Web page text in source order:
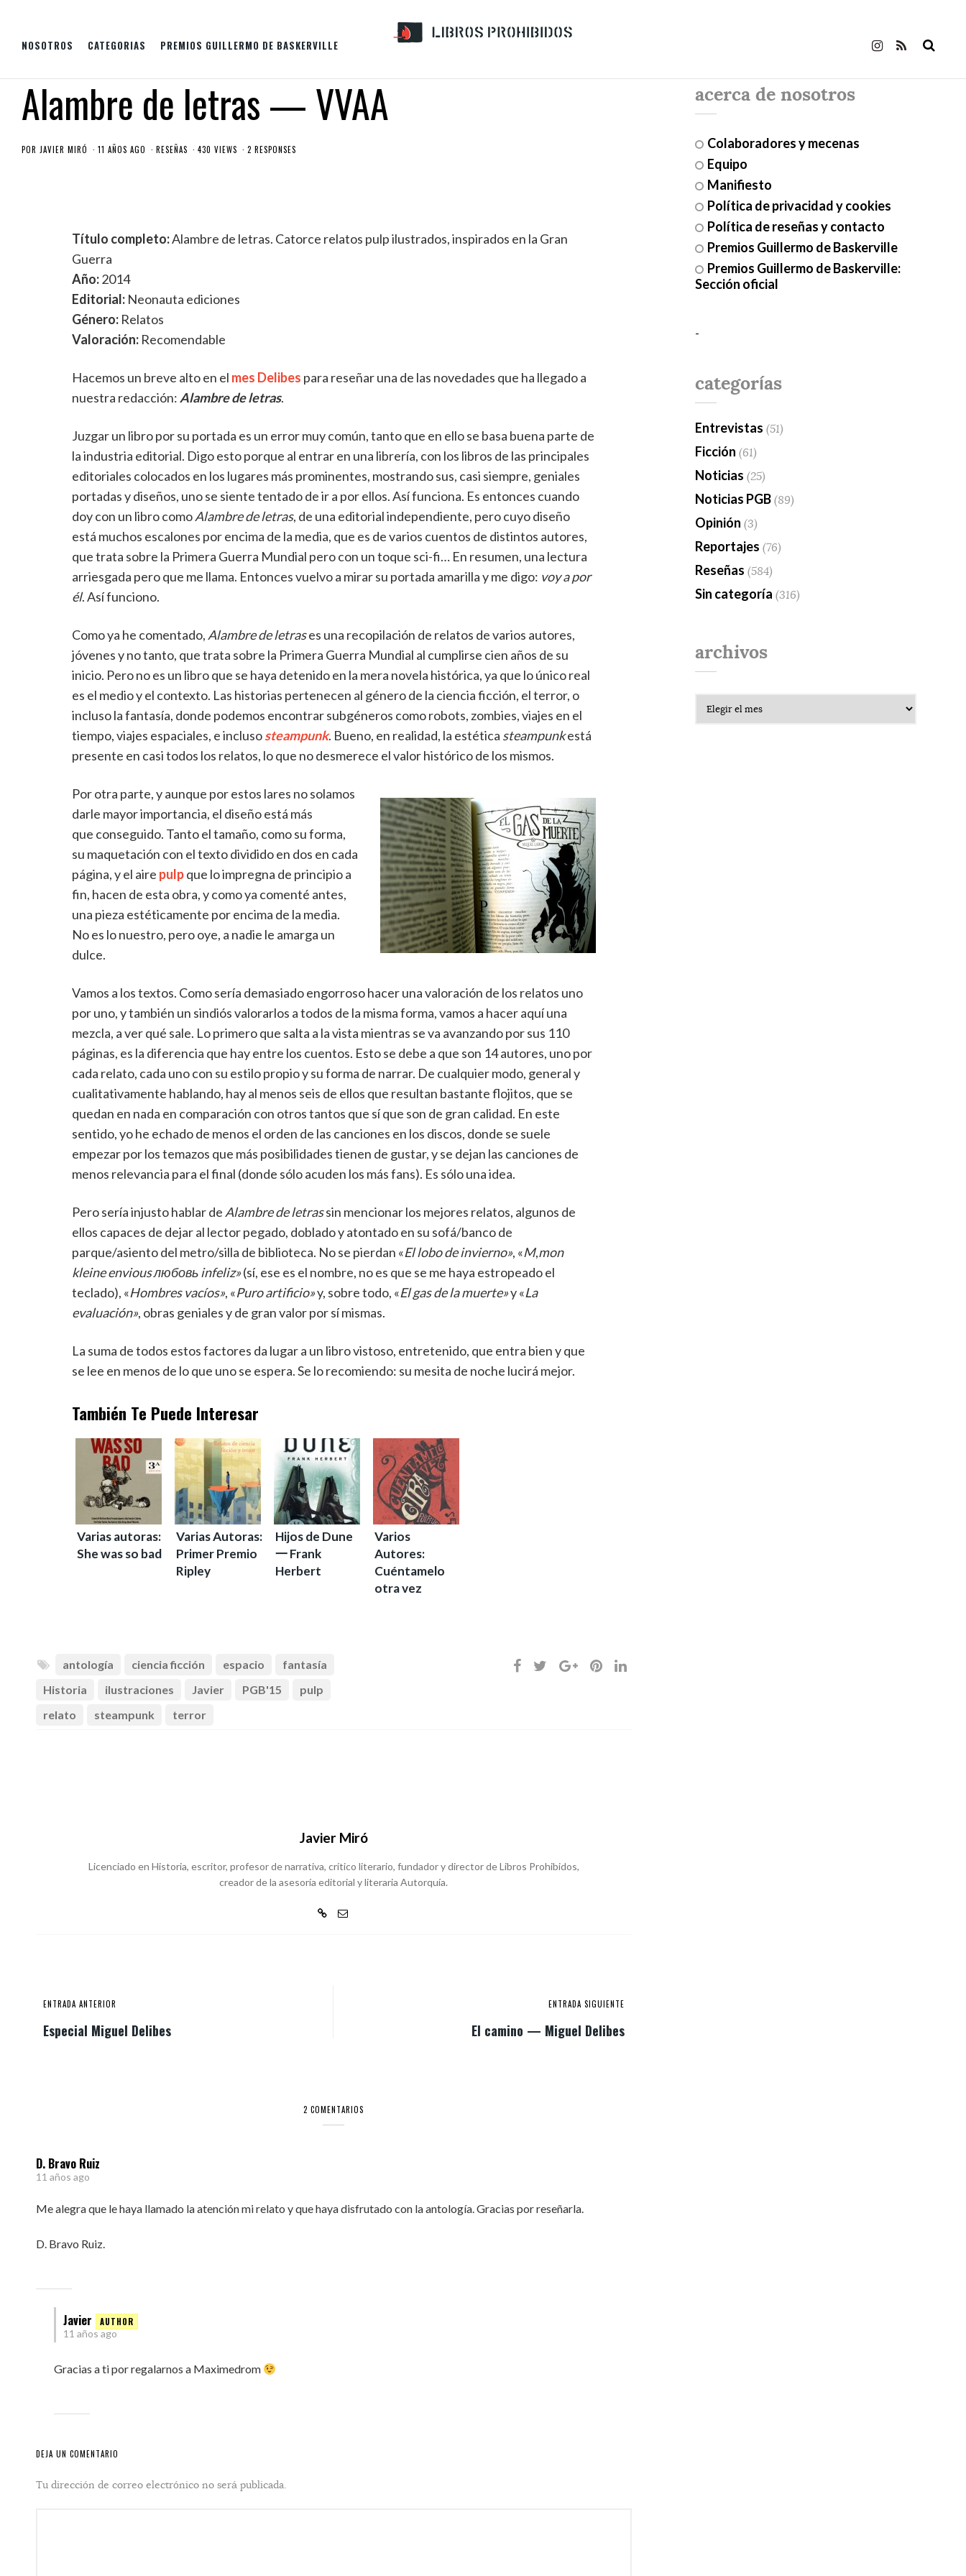
NOSOTROS CATEGORIAS PREMIOS GUILLERMO DE BASKERVILLE
Alambre de letras — VVAA
POR JAVIER MIRÓ 11 AÑOS AGO RESEÑAS 430 VIEWS 2 RESPONSES
Título completo:Alambre de letras. Catorce relatos pulp ilustrados, inspirados en la Gran
Guerra
Año:2014
Editorial:Neonauta ediciones
Género:Relatos
Valoración:Recomendable
Hacemos un breve alto en el mes Delibes para reseñar una de las novedades que ha llegado a
nuestra redacción: Alambre de letras.
Juzgar un libro por su portada es un error muy común, tanto que en ello se basa buena parte de
la industria editorial. Digo esto porque al entrar en una librería, con los libros de las principales
editoriales colocados en los lugares más prominentes, mostrando sus, casi siempre, geniales
portadas y diseños, uno se siente tentado de ir a por ellos. Así funciona. Es entonces cuando
doy con un libro comoAlambre de letras, de una editorial independiente, pero cuyo diseño
está muchos escalones por encima de la media, que es de varios cuentos de distintos autores,
que trata sobre la Primera Guerra Mundial pero con un toque sci-fi… En resumen, una lectura
arriesgada pero que me llama. Entonces vuelvo a mirar su portada amarilla y me digo: voy a por
él. Así funciono.
Como ya he comentado, Alambre de letrases una recopilación de relatos de varios autores,
jóvenes y no tanto, que trata sobre la Primera Guerra Mundial al cumplirse cien años de su
inicio. Pero no es un libro que se haya detenido en la mera novela histórica, ya que lo único real
es el medio y el contexto. Las historias pertenecen al género de la ciencia ficción, el terror, o
incluso la fantasía, donde podemos encontrar subgéneros como robots, zombies, viajes en el
tiempo, viajes espaciales, e inclusosteampunk. Bueno, en realidad, la estética steampunkestá
presente en casi todos los relatos, lo que no desmerece el valor histórico de los mismos.
Por otra parte, y aunque por estos lares no solamos
darle mayor importancia, el diseño está más
que conseguido. Tanto el tamaño, como su forma,
su maquetación con el texto dividido en dos en cada
página, y el aire pulpque lo impregna de principio a
fin, hacen de esta obra, y como ya comenté antes,
una pieza estéticamente por encima de la media.
No es lo nuestro, pero oye, a nadie le amarga un
dulce.
Vamos a los textos. Como sería demasiado engorroso hacer una valoración de los relatos uno
por uno, y también un sindiós valorarlos a todos de la misma forma, vamos a hacer aquí una
mezcla, a ver qué sale. Lo primero que salta a la vista mientras se va avanzando por sus 110
páginas, es la diferencia que hay entre los cuentos. Esto se debe a que son 14 autores, uno por
cada relato, cada uno con su estilo propio y su forma de narrar. De cualquier modo, general y
cualitativamente hablando, hay al menos seis de ellos que resultan bastante flojitos, que se
quedan en nada en comparación con otros tantos que sí que son de gran calidad. En este
sentido, yo he echado de menos el orden de las canciones en los discos, donde se suele
empezar por los temazos que más posibilidades tienen de gustar, y se dejan las canciones de
menos relevancia para el final (donde sólo acuden los más fans). Es sólo una idea.
Pero sería injusto hablar de Alambre de letrassin mencionar los mejores relatos, algunos de
ellos capaces de dejar al lector pegado, doblado y atontado en su sofá/banco de
parque/asiento del metro/silla de biblioteca. No se pierdan «El lobo de invierno», «M,mon
kleine envious любовь infeliz»(sí, ese es el nombre, no es que se me haya estropeado el
teclado), «Hombres vacíos», «Puro artificio»y, sobre todo, «El gas de la muerte»y «La
evaluación», obras geniales y de gran valor por sí mismas.
La suma de todos estos factores da lugar a un libro vistoso, entretenido, que entra bien y que
se lee en menos de lo que uno se espera. Se lo recomiendo: su mesita de noche lucirá mejor.
También Te Puede Interesar
Varias autoras:
She was so bad
Varias Autoras:
Primer Premio
Ripley
Hijos de Dune
一 Frank
Herbert
Varios
Autores:
Cuéntamelo
otra vez
antología ciencia ficción espacio
fantasía
Historia
ilustraciones Javier PGB'15
pulp
relato
steampunk terror
Javier Miró
Licenciado en Historia, escritor, profesor de narrativa, crítico literario, fundador y director de Libros Prohibidos,
creador de la asesoría editorial y literaria Autorquía.
ENTRADA ANTERIOR
Especial Miguel Delibes
ENTRADA SIGUIENTE
El camino — Miguel Delibes
2 COMENTARIOS
D. Bravo Ruiz
11 años ago
Me alegra que le haya llamado la atención mi relato y que haya disfrutado con la antología. Gracias por reseñarla.
D. Bravo Ruiz.
Javier
11 años ago
Gracias a ti por regalarnos a Maximedrom
DEJA UN COMENTARIO
Tu dirección de correo electrónico no será publicada.
acerca de nosotros
Colaboradores y mecenas
Equipo
Manifiesto
Política de privacidad y cookies
Política de reseñas y contacto
Premios Guillermo de Baskerville
Premios Guillermo de Baskerville:
Sección oficial
-
categorías
Entrevistas (51)
Ficción (61)
Noticias (25)
Noticias PGB (89)
Opinión (3)
Reportajes (76)
Reseñas (584)
Sin categoría (316)
archivos